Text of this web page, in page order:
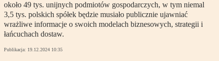
około 49 tys. unijnych podmiotów gospodarczych, w tym niemal
3,5 tys. polskich spółek będzie musiało publicznie ujawniać
wrażliwe informacje o swoich modelach biznesowych, strategii i
łańcuchach dostaw.
Publikacja: 19.12.2024 10:35